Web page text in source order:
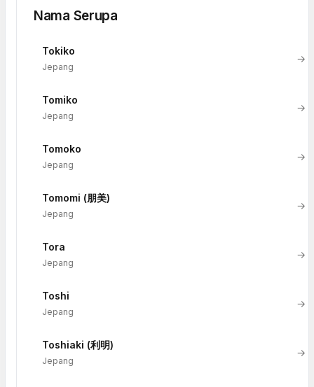
Nama Serupa
Tokiko
Jepang
→
Tomiko
Jepang
→
Tomoko
Jepang
→
Tomomi (朋美)
Jepang
→
Tora
Jepang
→
Toshi
Jepang
→
Toshiaki (利明)
Jepang
→